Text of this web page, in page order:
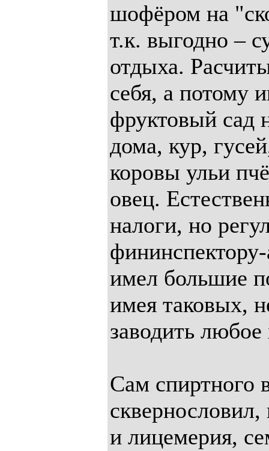
шофёром на
т.к. выгодно –
отдыха.
себя, а потому
фруктовый сад
дома, кур,
коровы ульи
овец.
налоги, но
фининспектору-
имел большие
имея таковых,
заводить любое
Сам спиртного
и лицемерия,